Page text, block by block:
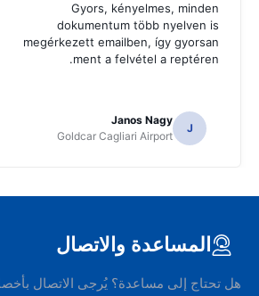
Gyors, kényelmes, minden
dokumentum több nyelven is
megérkezett emailben, így gyorsan
ment a felvétel a reptéren.
J
Janos Nagy
Goldcar Cagliari Airport
المساعدة والاتصال
هل تحتاج إلى مساعدة؟ يُرجى الاتصال